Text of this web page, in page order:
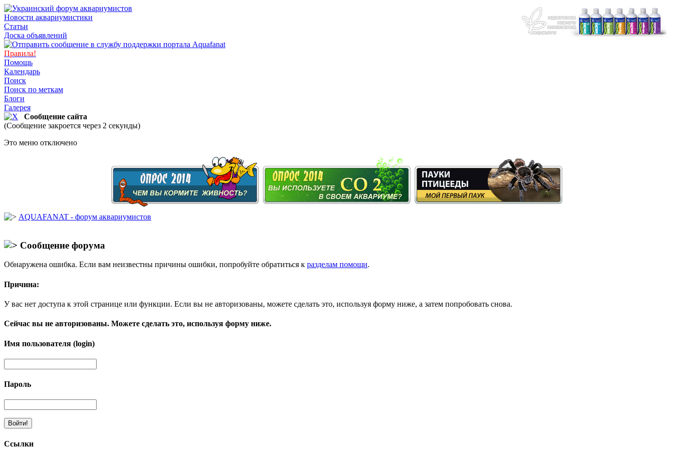
Новости аквариумистики
Статьи
Доска объявлений
Правила!
Помощь
Календарь
Поиск
Поиск по меткам
Блоги
Галерея
Сообщение сайта
(Сообщение закроется через 2 секунды)
Это меню отключено
AQUAFANAT - форум аквариумистов
Сообщение форума
Обнаружена ошибка. Если вам неизвестны причины ошибки, попробуйте обратиться к разделам помощи.
Причина:
У вас нет доступа к этой странице или функции. Если вы не авторизованы, можете сделать это, используя форму ниже, а затем попробовать снова.
Сейчас вы не авторизованы. Можете сделать это, используя форму ниже.
Имя пользователя (login)
Пароль
Ссылки